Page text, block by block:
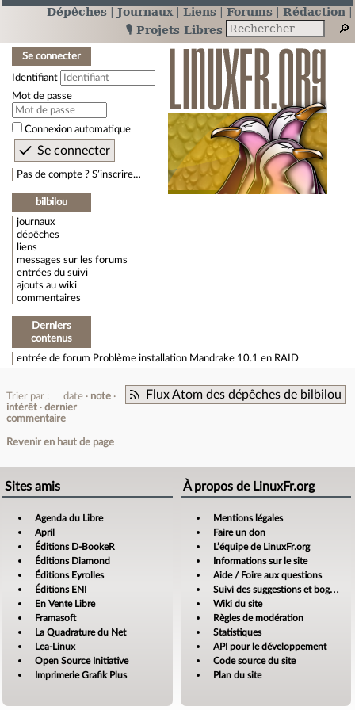
Dépêches Journaux Liens Forums
Rédaction
🎙️ Projets Libres
Se connecter
Identifiant
Mot de passe
Connexion automatique
Pas de compte ? S’inscrire…
bilbilou
journaux
dépêches
liens
messages sur les forums
entrées du suivi
ajouts au wiki
commentaires
Derniers
contenus
entrée de forum Problème installation Mandrake 10.1 en RAID
Flux Atom des dépêches de bilbilou
Trier par : date
note
intérêt
dernier
commentaire
Revenir en haut de page
Sites amis
Agenda du Libre
April
Éditions D-BookeR
Éditions Diamond
Éditions Eyrolles
Éditions ENI
En Vente Libre
Framasoft
La Quadrature du Net
Lea-Linux
Open Source Initiative
Imprimerie Grafik Plus
À propos de LinuxFr.org
Mentions légales
Faire un don
L’équipe de LinuxFr.org
Informations sur le site
Aide / Foire aux questions
Suivi des suggestions et bogues
Wiki du site
Règles de modération
Statistiques
API pour le développement
Code source du site
Plan du site